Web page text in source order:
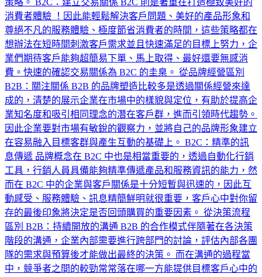
策略。 B2C：建立交易關係 B2C 則是著重在打造極致美好的
消費者體驗 ！因此能輕鬆解決客戶問題、美好的產品形象和
尊絕不凡的服務體驗、極度節省消費者的時間，這些策略都在
想辦法在短時間刺激客戶需求並且快速滿足的目標上努力，企
業們期待客戶能夠超簡易下單、馬上取得、最好還要無感消
費。快速的確認交易關係為 B2C 的圭臬。 從品牌經營區別
B2B：關注關係 B2B 的品牌塑造比較多是透過關係經營來達
成的，清楚的展示企業在市場中的樣貌與定位，有助於提高企
業知名度和吸引相同理念的潛在客戶群，進而引領時代趨勢。
因此企業要對市場有敏銳的觀察力，並將自己的品牌形象建立
在容易融入目標客群與產生互動的基礎上。 B2C：精準的訊
息傳遞 品牌概念在 B2C 中也是相當重要的，透過自動化行銷
工具，行銷人員具備能夠精準傳遞產品和服務資訊的能力，然
而在 B2C 中的企業與客戶關係是十分短暫與迅速的，因此互
動感受、服務體驗、訊息精簡鮮明就很重要，客戶心中對你留
存的最後印象將決定是否回頭購買的重要因素。 從決策流程
區別 B2B：持續開放的溝通 B2B 的合作模式伴隨著在各決策
階段的溝通，企業內部需要進行跨部門的討論，評估內部各團
隊的需求與預算後才能做出最終的決策。 而在溝通的過程當
中，競爭者之間的較勁常常落在哪一方能提供目標客戶心中的